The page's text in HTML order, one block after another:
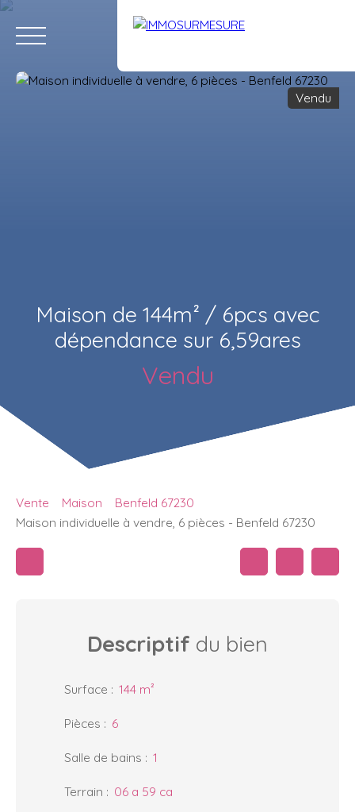
Vendu
Maison de 144m² / 6pcs avec
dépendance sur 6,59ares
Vendu
Vente Maison
Benfeld 67230
Maison individuelle à vendre, 6 pièces - Benfeld 67230
Descriptif du bien
Surface : 144 m²
Pièces : 6
Salle de bains : 1
Terrain : 06 a 59 ca